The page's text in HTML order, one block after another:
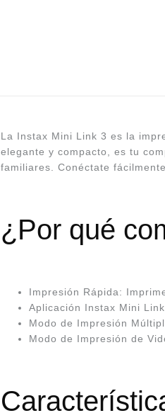
La Instax Mini Link 3 es la
elegante y compacto, es tu
familiares. Conéctate
¿Por qué
Impresión Rápida:
Aplicación Instax Mini
Modo de Impresión
Modo de Impresión de